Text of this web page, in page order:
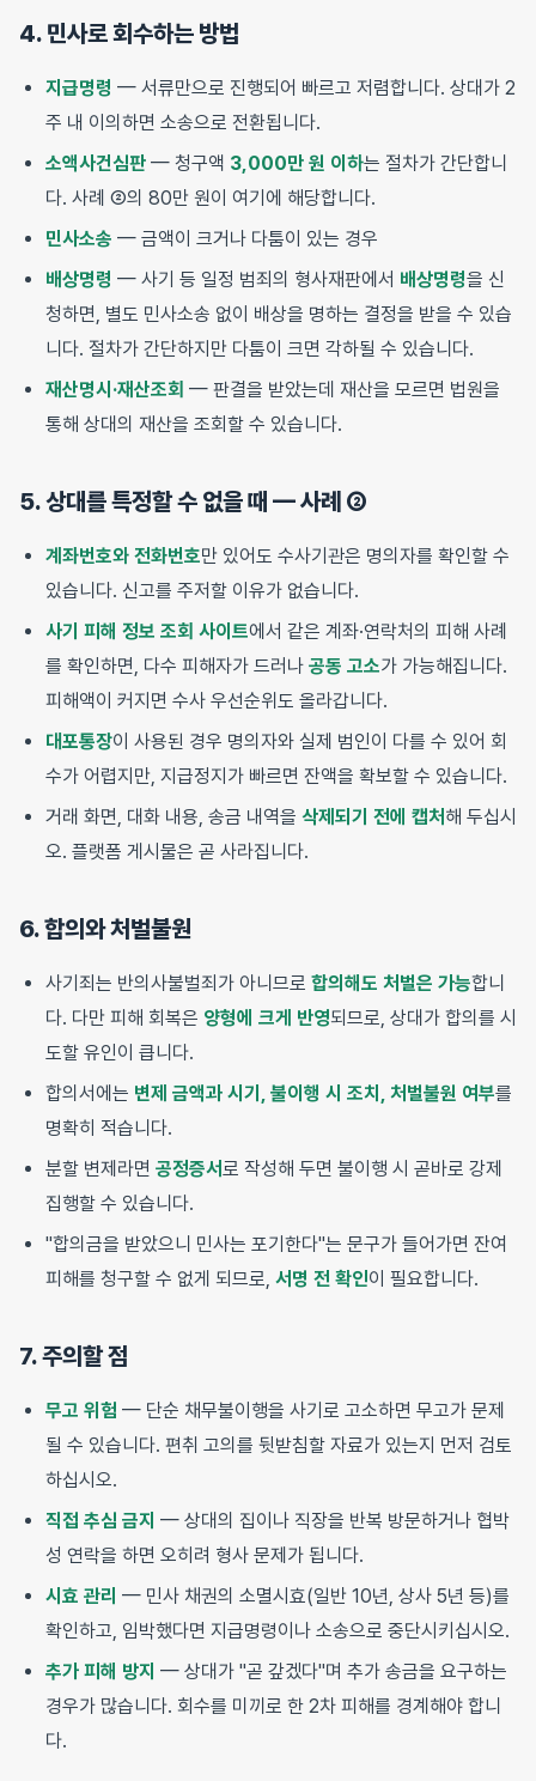
4. 민사로 회수하는 방법
지급명령 — 서류만으로 진행되어 빠르고 저렴합니다. 상대가 2
주 내 이의하면 소송으로 전환됩니다.
소액사건심판 — 청구액 3,000만 원 이하는 절차가 간단합니
다. 사례 ②의 80만 원이 여기에 해당합니다.
민사소송 — 금액이 크거나 다툼이 있는 경우
배상명령 — 사기 등 일정 범죄의 형사재판에서 배상명령을 신
청하면, 별도 민사소송 없이 배상을 명하는 결정을 받을 수 있습
니다. 절차가 간단하지만 다툼이 크면 각하될 수 있습니다.
재산명시·재산조회 — 판결을 받았는데 재산을 모르면 법원을
통해 상대의 재산을 조회할 수 있습니다.
5. 상대를 특정할 수 없을 때 — 사례 ②
계좌번호와 전화번호만 있어도 수사기관은 명의자를 확인할 수
있습니다. 신고를 주저할 이유가 없습니다.
사기 피해 정보 조회 사이트에서 같은 계좌·연락처의 피해 사례
를 확인하면, 다수 피해자가 드러나 공동 고소가 가능해집니다.
피해액이 커지면 수사 우선순위도 올라갑니다.
대포통장이 사용된 경우 명의자와 실제 범인이 다를 수 있어 회
수가 어렵지만, 지급정지가 빠르면 잔액을 확보할 수 있습니다.
거래 화면, 대화 내용, 송금 내역을 삭제되기 전에 캡처 해 두십시
오. 플랫폼 게시물은 곧 사라집니다.
6. 합의와 처벌불원
사기죄는 반의사불벌죄가 아니므로 합의해도 처벌은 가능합니
다. 다만 피해 회복은 양형에 크게 반영되므로, 상대가 합의를 시
도할 유인이 큽니다.
합의서에는 변제 금액과 시기, 불이행 시 조치, 처벌불원 여부를
명확히 적습니다.
분할 변제라면 공정증서로 작성해 두면 불이행 시 곧바로 강제
집행할 수 있습니다.
"합의금을 받았으니 민사는 포기한다"는 문구가 들어가면 잔여
피해를 청구할 수 없게 되므로, 서명 전 확인이 필요합니다.
7. 주의할 점
무고 위험 — 단순 채무불이행을 사기로 고소하면 무고가 문제
될 수 있습니다. 편취 고의를 뒷받침할 자료가 있는지 먼저 검토
하십시오.
직접 추심 금지 — 상대의 집이나 직장을 반복 방문하거나 협박
성 연락을 하면 오히려 형사 문제가 됩니다.
시효 관리 — 민사 채권의 소멸시효(일반 10년, 상사 5년 등)를
확인하고, 임박했다면 지급명령이나 소송으로 중단시키십시오.
추가 피해 방지 — 상대가 "곧 갚겠다"며 추가 송금을 요구하는
경우가 많습니다. 회수를 미끼로 한 2차 피해를 경계해야 합니
다.